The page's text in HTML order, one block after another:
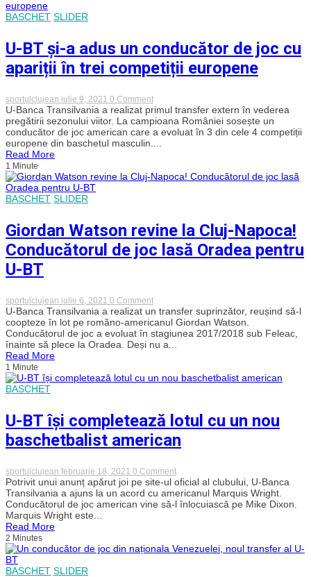
„alb-
negru”
BASCHET SLIDER
U-BT și-a adus un conducător de joc cu
apariții în trei competiții europene
sportulclujean iulie 9, 2021 0 Commenton
U-
BT
și-
a
adus
de
trei
competiții
europene
U-Banca Transilvania a realizat primul transfer extern în vederea
pregătirii sezonului viitor. La campioana României sosește un
conducător de joc american care a evoluat în 3 din cele 4 competiții
europene din baschetul masculin....
Read More
1 Minute
BASCHET SLIDER
Giordan Watson revine la Cluj-Napoca!
Conducătorul de joc lasă Oradea pentru
U-BT
sportulclujean iulie 6, 2021 0 Commenton
Giordan
Watson
revine
la
Cluj-
de
pentru
U-
BT
U-Banca Transilvania a realizat un transfer suprinzător, reușind să-l
coopteze în lot pe româno-americanul Giordan Watson.
Conducătorul de joc a evoluat în stagiunea 2017/2018 sub Feleac,
înainte să plece la Oradea. Deși nu a...
Read More
1 Minute
BASCHET
U-BT își completează lotul cu un nou
baschetbalist american
sportulclujean februarie 18, 2021 0 Commenton
U-
BT
își
completează
nou
Potrivit unui anunț apărut joi pe site-ul oficial al clubului, U-Banca
Transilvania a ajuns la un acord cu americanul Marquis Wright.
Conducătorul de joc american vine să-l înlocuiască pe Mike Dixon.
Marquis Wright este...
Read More
2 Minutes
BASCHET SLIDER